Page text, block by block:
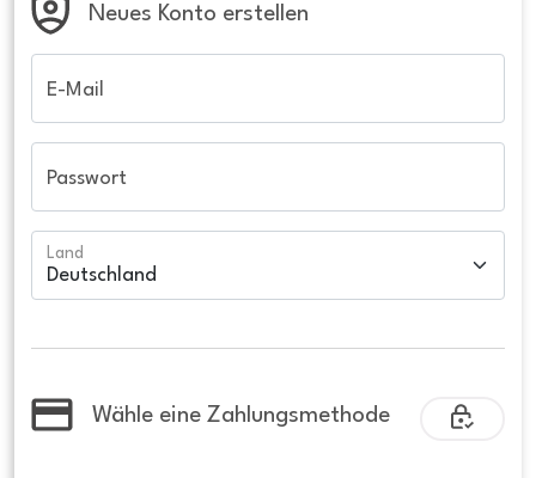
Neues Konto erstellen
E-Mail
Passwort
Land
Wähle eine Zahlungsmethode